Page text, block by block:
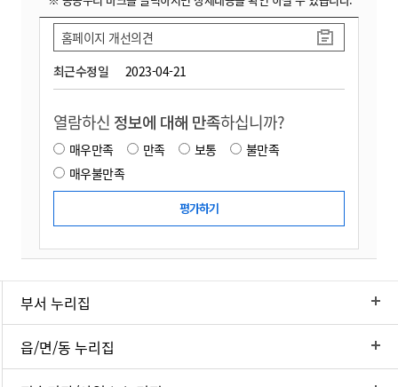
최근수정일 2023-04-21
홈페이지 개선의견
열람하신 정보에 대해 만족하십니까?
매우만족 만족 보통
불만족
매우불만족
부서 누리집
읍/면/동 누리집